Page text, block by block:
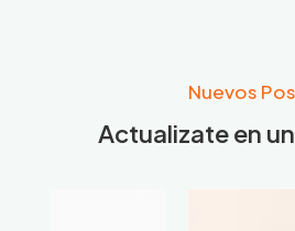
Nuevos
Actualizate en